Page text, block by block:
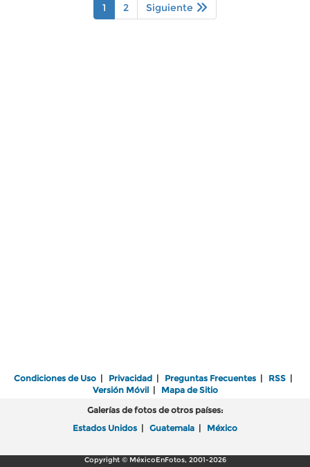
1 2 Siguiente
Condiciones de Uso | Privacidad | Preguntas Frecuentes | RSS |
Versión Móvil| Mapa de Sitio
Galerías de fotos de otros países:
Estados Unidos | Guatemala | México
Copyright © MéxicoEnFotos, 2001-2026